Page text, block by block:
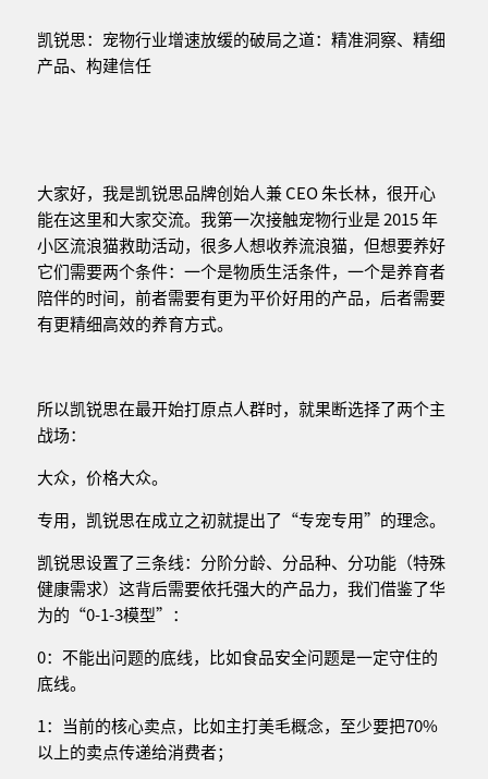
凯锐思：宠物行业增速放缓的破局之道：精准洞察、精细
产品、构建信任
大家好，我是凯锐思品牌创始人兼 CEO 朱长林，很开心
能在这里和大家交流。我第一次接触宠物行业是 2015 年
小区流浪猫救助活动，很多人想收养流浪猫，但想要养好
它们需要两个条件：一个是物质生活条件，一个是养育者
陪伴的时间，前者需要有更为平价好用的产品，后者需要
有更精细高效的养育方式。
所以凯锐思在最开始打原点人群时，就果断选择了两个主
战场：
大众，价格大众。
专用，凯锐思在成立之初就提出了“专宠专用”的理念。
凯锐思设置了三条线：分阶分龄、分品种、分功能（特殊
健康需求）这背后需要依托强大的产品力，我们借鉴了华
为的“0-1-3模型”：
0：不能出问题的底线，比如食品安全问题是一定守住的
底线。
1：当前的核心卖点，比如主打美毛概念，至少要把70%
以上的卖点传递给消费者；